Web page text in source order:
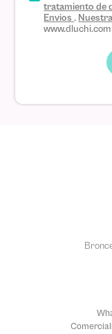
tratamiento de
Envios.
www.dluchi.com